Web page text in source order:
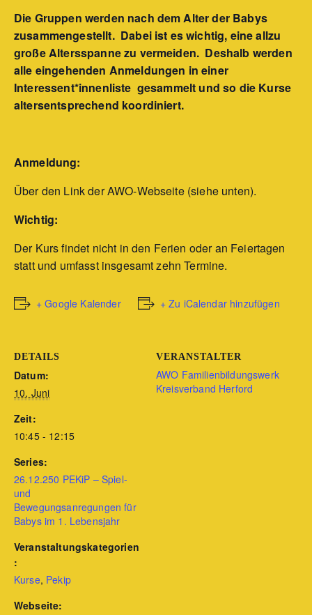
Die Gruppen werden nach dem Alter der Babys
zusammengestellt. Dabei ist es wichtig, eine allzu
große Altersspanne zu vermeiden. Deshalb werden
alle eingehenden Anmeldungen in einer
Interessent*innenliste gesammelt und so die Kurse
altersentsprechend koordiniert.
Anmeldung:
Über den Link der AWO-Webseite (siehe unten).
Wichtig:
Der Kurs findet nicht in den Ferien oder an Feiertagen
statt und umfasst insgesamt zehn Termine.
+ Google Kalender + Zu iCalendar hinzufügen
DETAILS
Datum:
10. Juni
Zeit:
10:45 - 12:15
Series:
26.12.250 PEKiP – Spiel-
und
Bewegungsanregungen für
Babys im 1. Lebensjahr
Veranstaltungskategorien
:
Kurse, Pekip
Webseite:
VERANSTALTER
AWO Familienbildungswerk
Kreisverband Herford